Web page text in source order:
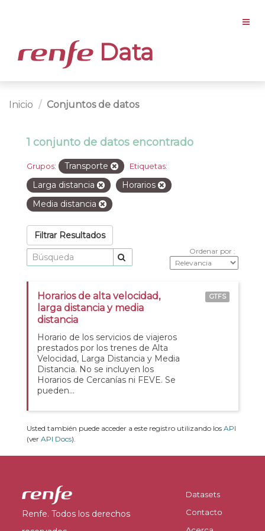
Data
Inicio Conjuntos de datos
1 conjunto de datos encontrado
Grupos: Transporte Etiquetas:
Larga distancia
Horarios
Media distancia
Filtrar Resultados
Ordenar por
Horarios de alta velocidad,
larga distancia y media
distancia
Horario de los servicios de viajeros
prestados por los trenes de Alta
Velocidad, Larga Distancia y Media
Distancia. No se incluyen los
Horarios de Cercanías ni FEVE. Se
pueden...
GTFS
Usted también puede acceder a este registro utilizando los API
(ver API Docs).
Renfe. Todos los derechos
Datasets
Contacto